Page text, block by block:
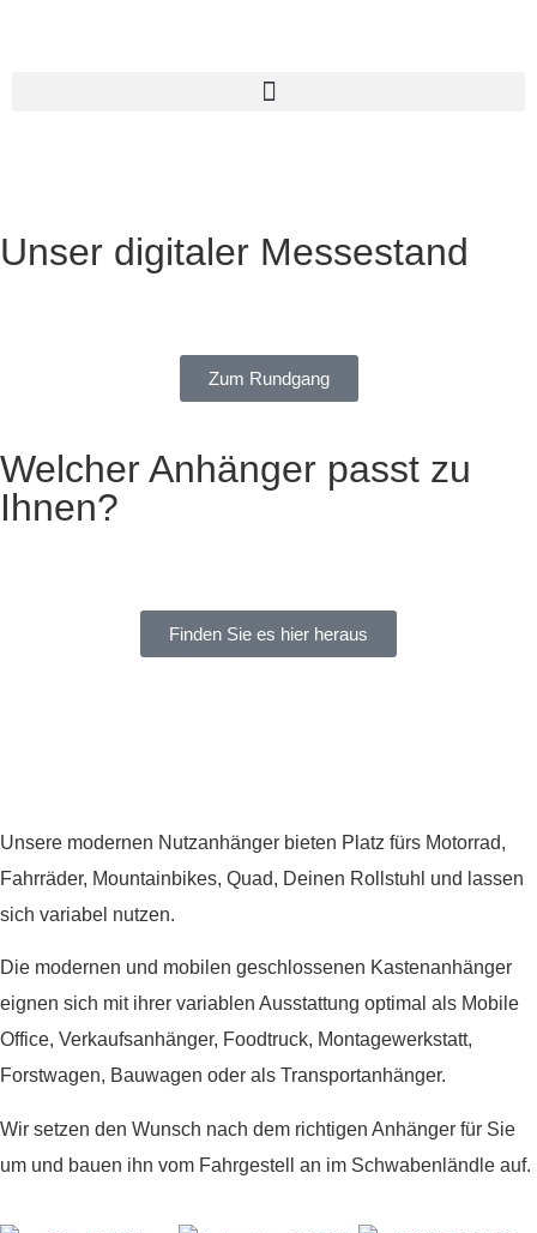
Unser digitaler Messestand
Zum Rundgang
Welcher Anhänger passt zu
Ihnen?
Finden Sie es hier heraus
Unsere modernen Nutzanhänger bieten Platz fürs Motorrad,
Fahrräder, Mountainbikes, Quad, Deinen Rollstuhl und lassen
sich variabel nutzen.
Die modernen und mobilen geschlossenen Kastenanhänger
eignen sich mit ihrer variablen Ausstattung optimal als Mobile
Office, Verkaufsanhänger, Foodtruck, Montagewerkstatt,
Forstwagen, Bauwagen oder als Transportanhänger.
Wir setzen den Wunsch nach dem richtigen Anhänger für Sie
um und bauen ihn vom Fahrgestell an im Schwabenländle auf.